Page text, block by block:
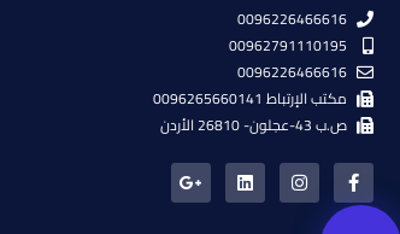
0096226466616
00962791110195
0096226466616
مكتب الإرتباط 0096265660141
ص.ب 43-عجلون- 26810 الأردن